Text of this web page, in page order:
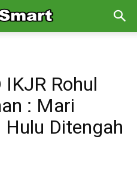
IKJR Rohul
: Mari
Hulu Ditengah